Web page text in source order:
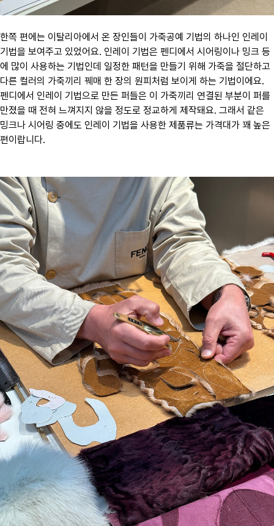
한쪽 편에는 이탈리아에서 온 장인들이 가죽공예 기법의 하나인 인레이
기법을 보여주고 있었어요. 인레이 기법은 펜디에서 시어링이나 밍크 등
에 많이 사용하는 기법인데 일정한 패턴을 만들기 위해 가죽을 절단하고
다른 컬러의 가죽끼리 꿰매 한 장의 원피처럼 보이게 하는 기법이에요.
펜디에서 인레이 기법으로 만든 퍼들은 이 가죽끼리 연결된 부분이 퍼를
만졌을 때 전혀 느껴지지 않을 정도로 정교하게 제작돼요. 그래서 같은
밍크나 시어링 중에도 인레이 기법을 사용한 제품류는 가격대가 꽤 높은
편이랍니다.